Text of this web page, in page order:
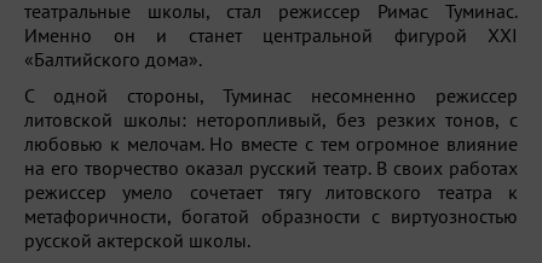
театральные школы, стал режиссер Римас Туминас.
Именно он и станет центральной фигурой XXI
«Балтийского дома».
С одной стороны, Туминас несомненно режиссер
литовской школы: неторопливый, без резких тонов, с
любовью к мелочам. Но вместе с тем огромное влияние
на его творчество оказал русский театр. В своих работах
режиссер умело сочетает тягу литовского театра к
метафоричности, богатой образности с виртуозностью
русской актерской школы.